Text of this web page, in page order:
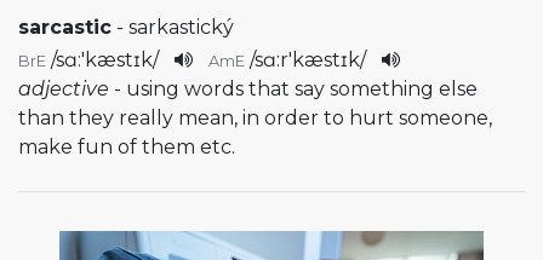
sarcastic - sarkastický
BrE /sɑ:'kæstɪk/ AmE /sɑ:r'kæstɪk/
adjective - using words that say something else
than they really mean, in order to hurt someone,
make fun of them etc.